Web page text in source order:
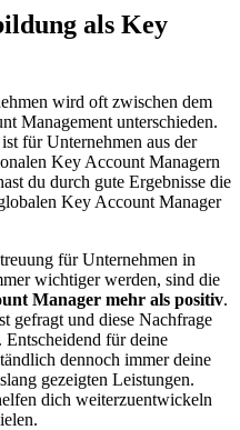
als Key
wird oft zwischen dem
Management unterschieden.
für Unternehmen aus der
Key Account Managern
du durch gute Ergebnisse die
Key Account Manager
für Unternehmen in
wichtiger werden, sind die
Manager mehr als positiv.
gefragt und diese Nachfrage
für deine
dennoch immer deine
gezeigten Leistungen.
dich weiterzuentwickeln